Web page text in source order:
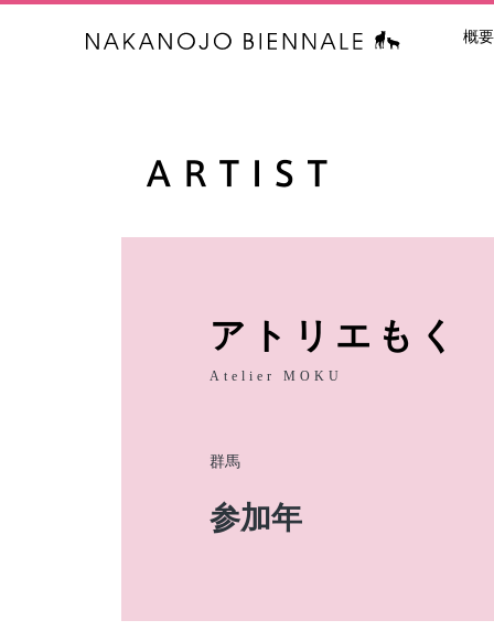
中之条ビエ
概要
アトリエもく
Atelier MOKU
群馬
参加年